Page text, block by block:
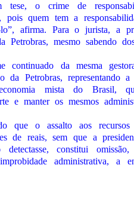
tese, o crime de
pois quem tem a
afirma. Para o jurista, a
Petrobras, mesmo sabendo
continuado da mesma
da Petrobras, representando
mista do Brasil,
e manter os mesmos
que o assalto aos recursos
de reais, sem que a
constitui
administrativa, a